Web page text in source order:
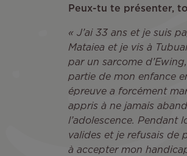
Peux-tu te présenter,
« J’ai 33 ans et je suis
Mataiea et je vis à
par un sarcome
partie de mon enfance
épreuve a forcément
appris à ne jamais
l’adolescence. Pendant
valides et je refusais de
à accepter mon